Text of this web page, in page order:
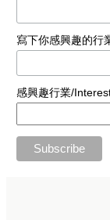
寫下你感興趣的行
感興趣行業/